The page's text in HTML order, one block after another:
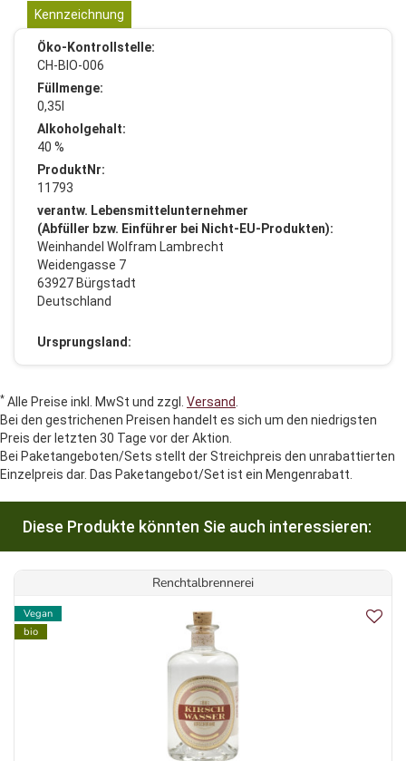
Kennzeichnung
Öko-Kontrollstelle:
CH-BIO-006
Füllmenge:
0,35l
Alkoholgehalt:
40 %
ProduktNr:
11793
verantw. Lebensmittelunternehmer
(Abfüller bzw. Einführer bei Nicht-EU-Produkten):
Weinhandel Wolfram Lambrecht
Weidengasse 7
63927 Bürgstadt
Deutschland
Ursprungsland:
* Alle Preise inkl. MwSt und zzgl. Versand
Bei den gestrichenen Preisen handelt es sich um den niedrigsten
Preis der letzten 30 Tage vor der Aktion.
Bei Paketangeboten/Sets stellt der Streichpreis den unrabattierten
Einzelpreis dar. Das Paketangebot/Set ist ein Mengenrabatt.
Diese Produkte könnten Sie auch interessieren:
Renchtalbrennerei
Vegan
bio